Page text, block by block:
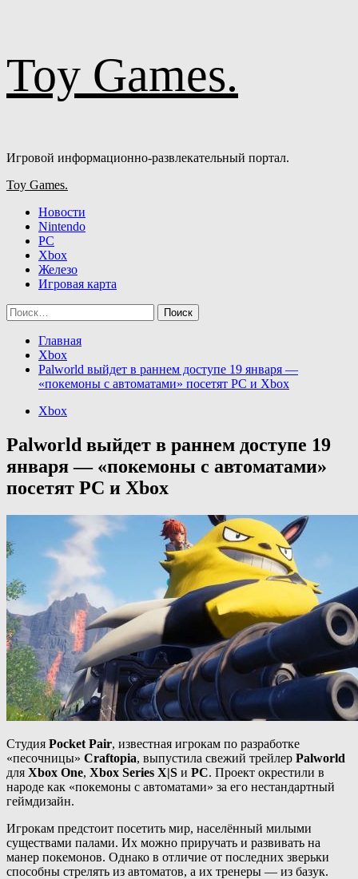
к
содержимому
Toy Games.
Игровой информационно-развлекательный портал.
Основное
Toy Games.
Новости
Nintendo
PC
Xbox
Железо
Игровая карта
Найти:
Главная
Xbox
Palworld выйдет в раннем доступе 19 января —
«покемоны с автоматами» посетят PC и Xbox
Xbox
Palworld выйдет в раннем доступе 19
января — «покемоны с автоматами»
посетят PC и Xbox
Студия Pocket Pair, известная игрокам по разработке
«песочницы» Craftopia, выпустила свежий трейлер Palworld
для Xbox One, Xbox Series X|S и PC. Проект окрестили в
народе как «покемоны с автоматами» за его нестандартный
геймдизайн.
Игрокам предстоит посетить мир, населённый милыми
существами палами. Их можно приручать и развивать на
манер покемонов. Однако в отличие от последних зверьки
способны стрелять из автоматов, а их тренеры — из базук.